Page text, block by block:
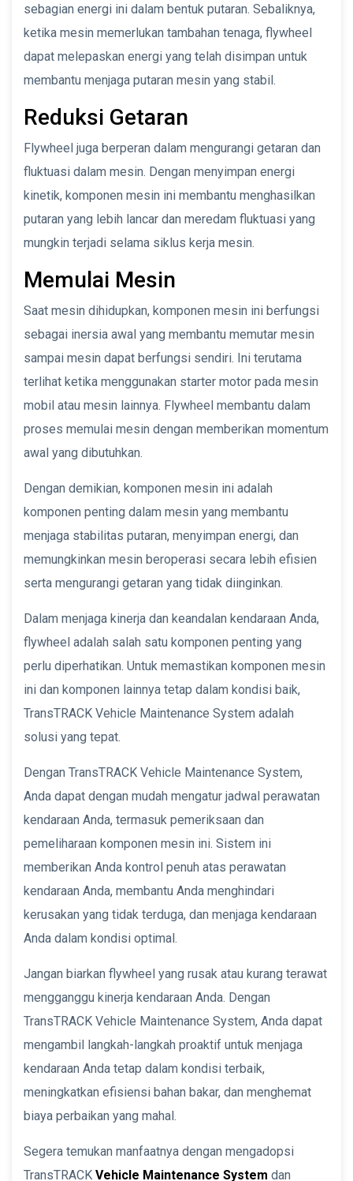
sebagian energi ini dalam bentuk putaran. Sebaliknya,
ketika mesin memerlukan tambahan tenaga, flywheel
dapat melepaskan energi yang telah disimpan untuk
membantu menjaga putaran mesin yang stabil.
Reduksi Getaran
Flywheel juga berperan dalam mengurangi getaran dan
fluktuasi dalam mesin. Dengan menyimpan energi
kinetik, komponen mesin ini membantu menghasilkan
putaran yang lebih lancar dan meredam fluktuasi yang
mungkin terjadi selama siklus kerja mesin.
Memulai Mesin
Saat mesin dihidupkan, komponen mesin ini berfungsi
sebagai inersia awal yang membantu memutar mesin
sampai mesin dapat berfungsi sendiri. Ini terutama
terlihat ketika menggunakan starter motor pada mesin
mobil atau mesin lainnya. Flywheel membantu dalam
proses memulai mesin dengan memberikan momentum
awal yang dibutuhkan.
Dengan demikian, komponen mesin ini adalah
komponen penting dalam mesin yang membantu
menjaga stabilitas putaran, menyimpan energi, dan
memungkinkan mesin beroperasi secara lebih efisien
serta mengurangi getaran yang tidak diinginkan.
Dalam menjaga kinerja dan keandalan kendaraan Anda,
flywheel adalah salah satu komponen penting yang
perlu diperhatikan. Untuk memastikan komponen mesin
ini dan komponen lainnya tetap dalam kondisi baik,
TransTRACK Vehicle Maintenance System adalah
solusi yang tepat.
Dengan TransTRACK Vehicle Maintenance System,
Anda dapat dengan mudah mengatur jadwal perawatan
kendaraan Anda, termasuk pemeriksaan dan
pemeliharaan komponen mesin ini. Sistem ini
memberikan Anda kontrol penuh atas perawatan
kendaraan Anda, membantu Anda menghindari
kerusakan yang tidak terduga, dan menjaga kendaraan
Anda dalam kondisi optimal.
Jangan biarkan flywheel yang rusak atau kurang terawat
mengganggu kinerja kendaraan Anda. Dengan
TransTRACK Vehicle Maintenance System, Anda dapat
mengambil langkah-langkah proaktif untuk menjaga
kendaraan Anda tetap dalam kondisi terbaik,
meningkatkan efisiensi bahan bakar, dan menghemat
biaya perbaikan yang mahal.
Segera temukan manfaatnya dengan mengadopsi
TransTRACK Vehicle Maintenance System dan